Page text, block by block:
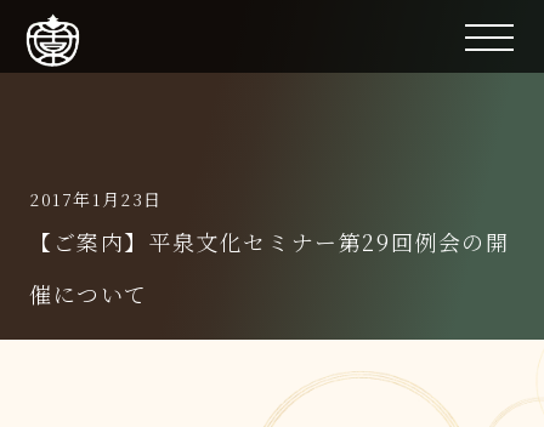
2017年1月23日
【ご案内】平泉文化セミナー第29回例会の開
催について